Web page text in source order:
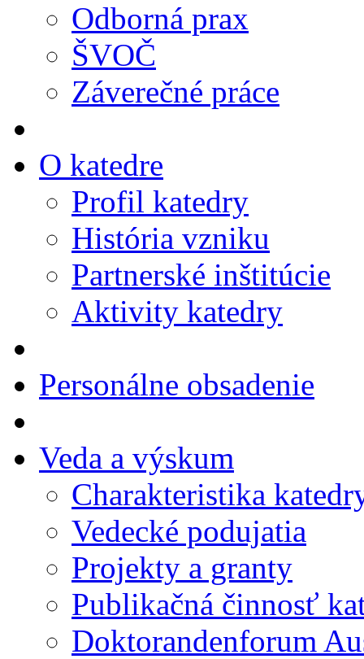
Odborná prax
ŠVOČ
Záverečné práce
O katedre
Profil katedry
História vzniku
Partnerské inštitúcie
Aktivity katedry
Personálne obsadenie
Veda a výskum
Charakteristika
Vedecké podujatia
Projekty a granty
Publikačná činnosť
Doktorandenforum